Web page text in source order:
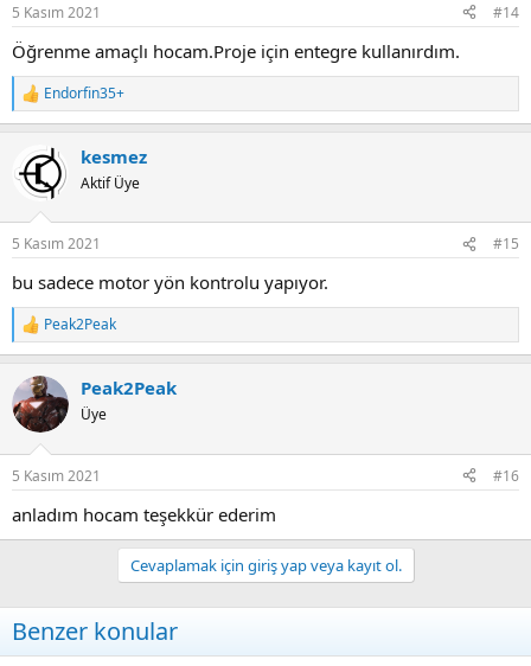
5 Kasım 2021 #14
Öğrenme amaçlı hocam.Proje için entegre kullanırdım.
R
e
t
s
Endorfin35+
kesmez
Aktif Üye
5 Kasım 2021 #15
bu sadece motor yön kontrolu yapıyor.
R
e
c
t
i
s
Peak2Peak
Peak2Peak
Üye
5 Kasım 2021 #16
anladım hocam teşekkür ederim
Cevaplamak için giriş yap veya kayıt ol.
Benzer konular